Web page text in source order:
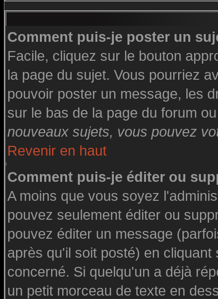
Comment puis-je poster un
Facile, cliquez sur le bouton
la page du sujet. Vous pourriez
pouvoir poster un message, les
sur le bas de la page du forum
nouveaux sujets, vous pouvez
Revenir en haut
Comment puis-je éditer ou
A moins que vous soyez
pouvez seulement éditer ou
pouvez éditer un message
après qu'il soit posté) en
concerné. Si quelqu'un a déjà
un petit morceau de texte en